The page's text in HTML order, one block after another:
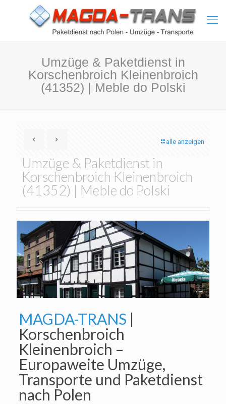
Umzüge & Paketdienst in
Korschenbroich Kleinenbroich
(41352) | Meble do Polski
alle anzeigen
Umzüge & Paketdienst in
Korschenbroich Kleinenbroich
(41352) | Meble do Polski
MAGDA-TRANS |
Korschenbroich
Kleinenbroich –
Europaweite Umzüge,
Transporte und Paketdienst
nach Polen